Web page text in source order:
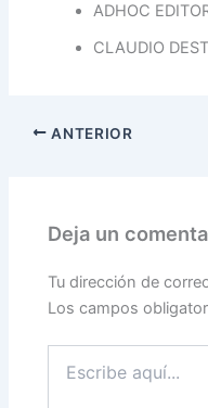
ADHOC
CLAUDIO
ANTERIOR
Deja un
Tu dirección de
Los campos
aquí...